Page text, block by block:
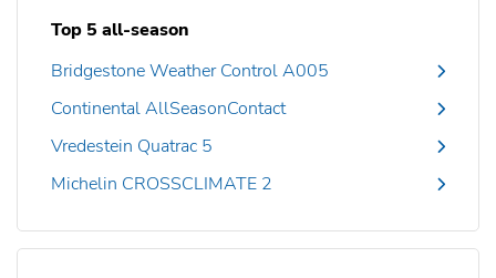
Top 5 all-season
Bridgestone Weather Control A005
Continental AllSeasonContact
Vredestein Quatrac 5
Michelin CROSSCLIMATE 2